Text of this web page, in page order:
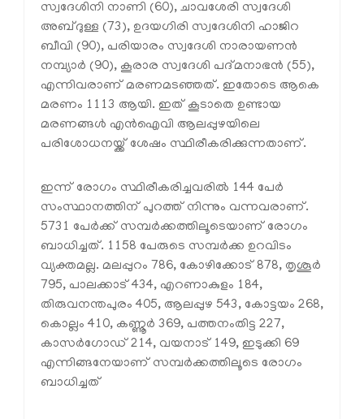
സ്വദേശിനി നാണി (60), ചാവശേരി സ്വദേശി
അബ്ദുള്ള (73), ഉദയഗിരി സ്വദേശിനി ഹാജിറ
ബീവി (90), പരിയാരം സ്വദേശി നാരായണന്‍
നമ്പ്യാര്‍ (90), കൂരാര സ്വദേശി പദ്മനാഭന്‍ (55),
എന്നിവരാണ് മരണമടഞ്ഞത്. ഇതോടെ ആകെ
മരണം 1113 ആയി. ഇത് കൂടാതെ ഉണ്ടായ
മരണങ്ങള്‍ എന്‍ഐവി ആലപ്പുഴയിലെ
പരിശോധനയ്ക്ക് ശേഷം സ്ഥിരീകരിക്കുന്നതാണ്.
ഇന്ന് രോഗം സ്ഥിരീകരിച്ചവരില്‍ 144 പേര്‍
സംസ്ഥാനത്തിന് പുറത്ത് നിന്നും വന്നവരാണ്.
5731 പേര്‍ക്ക് സമ്പര്‍ക്കത്തിലൂടെയാണ് രോഗം
ബാധിച്ചത്. 1158 പേരുടെ സമ്പര്‍ക്ക ഉറവിടം
വ്യക്തമല്ല. മലപ്പുറം 786, കോഴിക്കോട് 878, തൃശൂര്‍
795, പാലക്കാട് 434, എറണാകുളം 184,
തിരുവനന്തപുരം 405, ആലപ്പുഴ 543, കോട്ടയം 268,
കൊല്ലം 410, കണ്ണൂര്‍ 369, പത്തനംതിട്ട 227,
കാസര്‍ഗോഡ് 214, വയനാട് 149, ഇടുക്കി 69
എന്നിങ്ങനേയാണ് സമ്പര്‍ക്കത്തിലൂടെ രോഗം
ബാധിച്ചത്